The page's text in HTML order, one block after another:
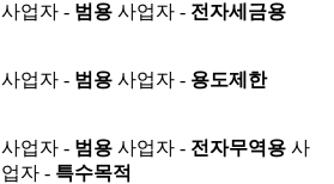
사업자 - 범용 사업자 - 전자세금용
사업자 - 범용 사업자 - 용도제한
사업자 - 범용 사업자 - 전자무역용 사
업자 - 특수목적